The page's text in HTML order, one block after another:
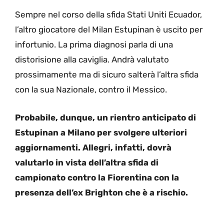
Sempre nel corso della sfida Stati Uniti Ecuador,
l’altro giocatore del Milan Estupinan è uscito per
infortunio. La prima diagnosi parla di una
distorisione alla caviglia. Andrà valutato
prossimamente ma di sicuro salterà l’altra sfida
con la sua Nazionale, contro il Messico.
Probabile, dunque, un rientro anticipato di
Estupinan a Milano per svolgere ulteriori
aggiornamenti. Allegri, infatti, dovrà
valutarlo in vista dell’altra sfida di
campionato contro la Fiorentina con la
presenza dell’ex Brighton che è a rischio.